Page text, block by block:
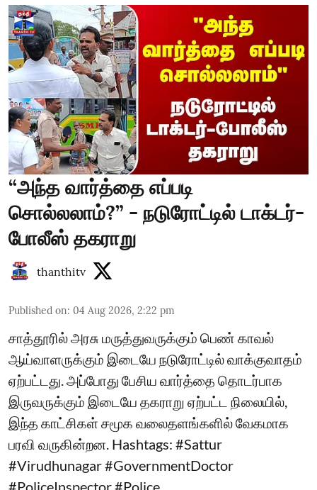
“அந்த வார்த்தை எப்படி
சொல்லலாம்?” - நடுரோட்டில் டாக்டர்-
போலீஸ் தகராறு
thanthitv
Published on: 04 Aug 2026, 2:22 pm
சாத்தூரில் அரசு மருத்துவருக்கும் பெண் காவல்
ஆய்வாளருக்கும் இடையே நடுரோட்டில் வாக்குவாதம்
ஏற்பட்டது. அப்போது பேசிய வார்த்தை தொடர்பாக
இருவருக்கும் இடையே தகராறு ஏற்பட்ட நிலையில்,
இந்த காட்சிகள் சமூக வலைதளங்களில் வேகமாக
பரவி வருகின்றன. Hashtags: #Sattur
#Virudhunagar #GovernmentDoctor
#PoliceInspector #Police